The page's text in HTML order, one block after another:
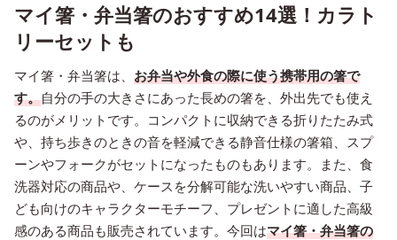
マイ箸・弁当箸のおすすめ14選！カラト
リーセットも
マイ箸・弁当箸は、 お弁当や外食の際に使う携帯用の箸で
す。自分の手の大きさにあった長めの箸を、外出先でも使え
るのがメリットです。コンパクトに収納できる折りたたみ式
や、持ち歩きのときの音を軽減できる静音仕様の箸箱、スプ
ーンやフォークがセットになったものもあります。また、食
洗器対応の商品や、ケースを分解可能な洗いやすい商品、子
ども向けのキャラクターモチーフ、プレゼントに適した高級
感のある商品も販売されています。今回はマイ箸・弁当箸の